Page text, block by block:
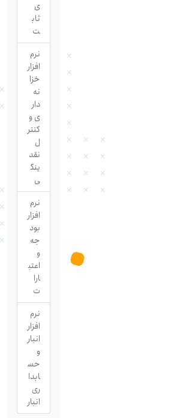
ی
ثاب
ت
نرم
افزار
خزا
نه
دار
ی و
کنتر
نقد
ینگ
ی
نرم
افزار
بود
جه
اعتب
ارا
ت
نرم
افزار
انبار
حس
ابدا
ری
انبار